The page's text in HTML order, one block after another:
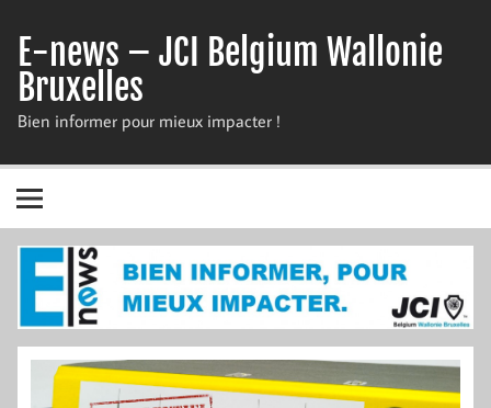
content
E-news – JCI Belgium Wallonie
Bruxelles
Bien informer pour mieux impacter !